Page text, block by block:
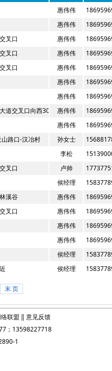
惠伟伟
惠伟伟
叉口 惠伟伟
叉口 惠伟伟
叉口 惠伟伟
惠伟伟
惠伟伟
道交叉口向西300米惠伟伟
惠伟伟
路口-汉冶村 孙女士
李松
叉口 卢帅
侯经理
溪谷 惠伟伟
叉口 惠伟伟
惠伟伟
惠伟伟
侯经理
侯经理
末 页
联盟 ‖ 意见反馈
；13598227718
1